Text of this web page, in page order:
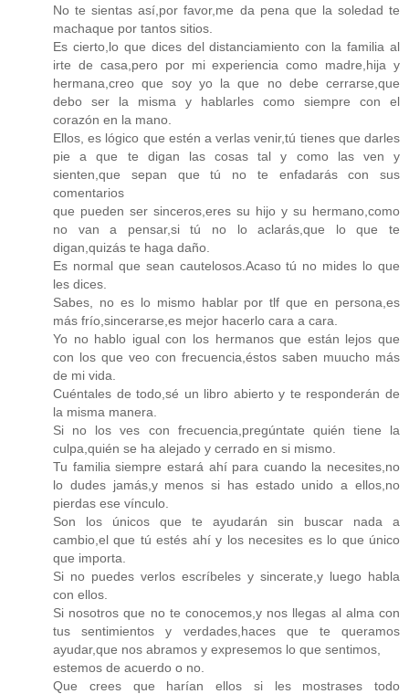
No te sientas así,por favor,me da pena que la soledad te
machaque por tantos sitios.
Es cierto,lo que dices del distanciamiento con la familia al
irte de casa,pero por mi experiencia como madre,hija y
hermana,creo que soy yo la que no debe cerrarse,que
debo ser la misma y hablarles como siempre con el
corazón en la mano.
Ellos, es lógico que estén a verlas venir,tú tienes que darles
pie a que te digan las cosas tal y como las ven y
sienten,que sepan que tú no te enfadarás con sus
comentarios
que pueden ser sinceros,eres su hijo y su hermano,como
no van a pensar,si tú no lo aclarás,que lo que te
digan,quizás te haga daño.
Es normal que sean cautelosos.Acaso tú no mides lo que
les dices.
Sabes, no es lo mismo hablar por tlf que en persona,es
más frío,sincerarse,es mejor hacerlo cara a cara.
Yo no hablo igual con los hermanos que están lejos que
con los que veo con frecuencia,éstos saben muucho más
de mi vida.
Cuéntales de todo,sé un libro abierto y te responderán de
la misma manera.
Si no los ves con frecuencia,pregúntate quién tiene la
culpa,quién se ha alejado y cerrado en si mismo.
Tu familia siempre estará ahí para cuando la necesites,no
lo dudes jamás,y menos si has estado unido a ellos,no
pierdas ese vínculo.
Son los únicos que te ayudarán sin buscar nada a
cambio,el que tú estés ahí y los necesites es lo que único
que importa.
Si no puedes verlos escríbeles y sincerate,y luego habla
con ellos.
Si nosotros que no te conocemos,y nos llegas al alma con
tus sentimientos y verdades,haces que te queramos
ayudar,que nos abramos y expresemos lo que sentimos,
estemos de acuerdo o no.
Que crees que harían ellos si les mostrases todo